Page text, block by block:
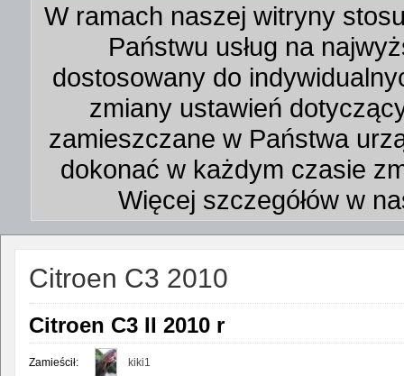
W ramach naszej witryny
Państwu usług na
dostosowany do
zmiany ustawień
zamieszczane w Państwa
dokonać w każdym czasie
Więcej szczegółów w
Citroen C3 2010
Citroen C3 II 2010 r
Zamieścił: kiki1